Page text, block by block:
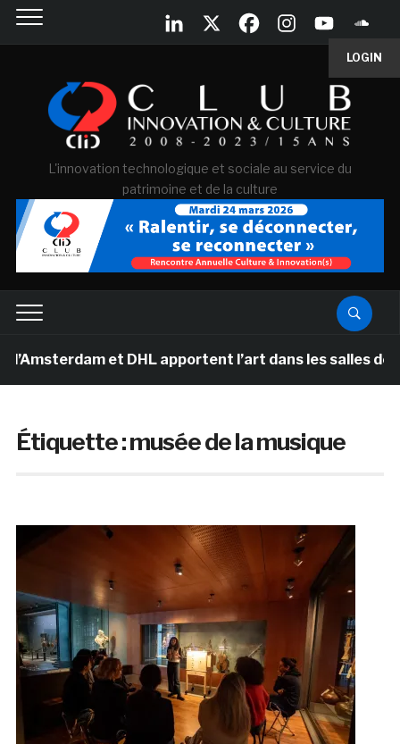
LOGIN
L'innovation technologique et sociale au service du
patrimoine et de la culture
et DHL apportent l’art dans les salles de
Étiquette :musée de la musique